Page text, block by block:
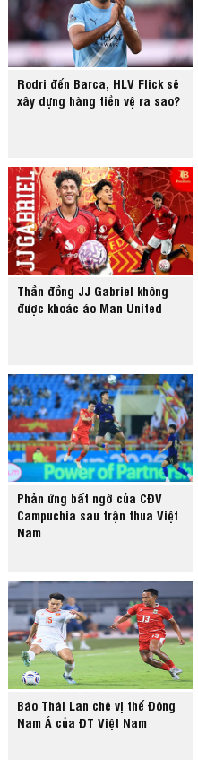
Rodri đến Barca, HLV Flick sẽ
xây dựng hàng tiền vệ ra sao?
Thần đồng JJ Gabriel không
được khoác áo Man United
Phản ứng bất ngờ của CĐV
Campuchia sau trận thua Việt
Nam
Báo Thái Lan chê vị thế Đông
Nam Á của ĐT Việt Nam